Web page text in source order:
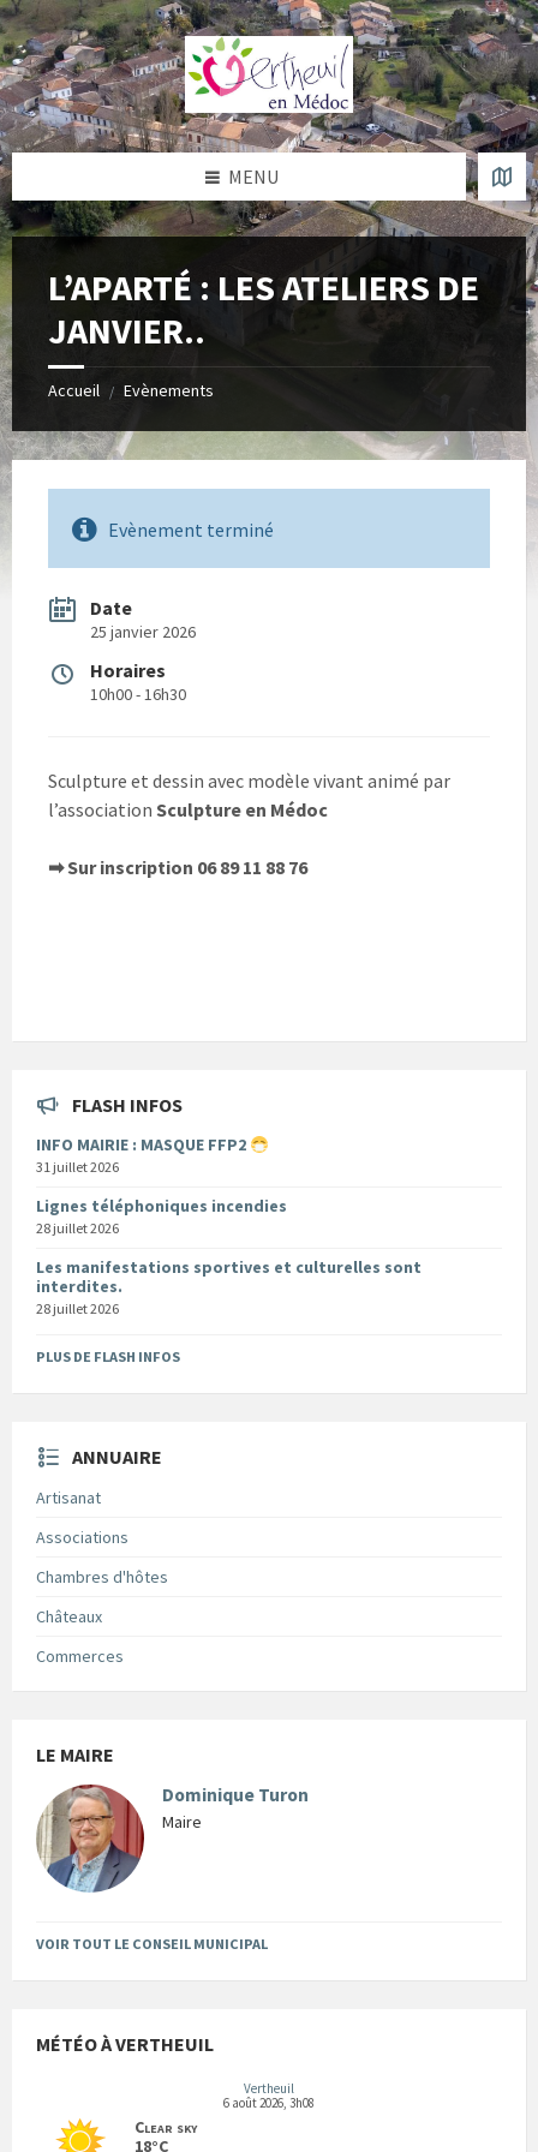
Skip
to
content
Skip
to
left
sidebar
Skip
to
right
sidebar
Skip
to
footer
MENU
L’APARTÉ : LES ATELIERS DE
JANVIER..
Accueil / Evènements
Evènement terminé
Date
25 janvier 2026
Horaires
10h00 - 16h30
Sculpture et dessin avec modèle vivant animé par
l’association Sculpture en Médoc
➡︎ Sur inscription 06 89 11 88 76
FLASH INFOS
INFO MAIRIE : MASQUE FFP2
31 juillet 2026
Lignes téléphoniques incendies
28 juillet 2026
Les manifestations sportives et culturelles sont
interdites.
28 juillet 2026
PLUS DE FLASH INFOS
ANNUAIRE
Artisanat
Associations
Chambres d'hôtes
Châteaux
Commerces
LE MAIRE
Dominique Turon
Maire
VOIR TOUT LE CONSEIL MUNICIPAL
MÉTÉO À VERTHEUIL
Vertheuil
6 août 2026, 3h08
Clear sky
18°C